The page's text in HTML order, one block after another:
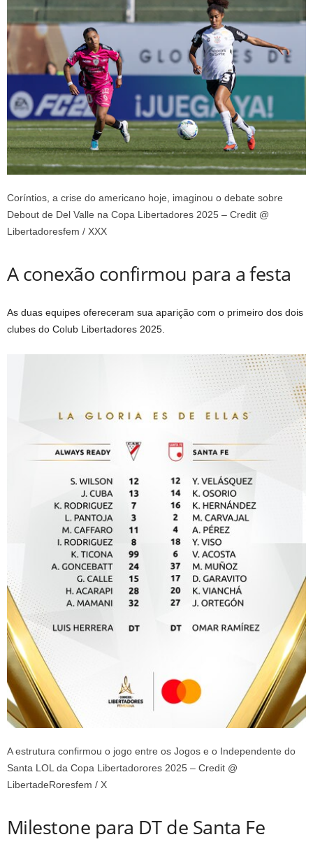
Coríntios, a crise do americano hoje, imaginou o debate sobre
Debout de Del Valle na Copa Libertadores 2025 – Credit @
Libertadoresfem / XXX
A conexão confirmou para a festa
As duas equipes ofereceram sua aparição com o primeiro dos dois
clubes do Colub Libertadores 2025.
A estrutura confirmou o jogo entre os Jogos e o Independente do
Santa LOL da Copa Libertadorores 2025 – Credit @
LibertadeRoresfem / X
Milestone para DT de Santa Fe